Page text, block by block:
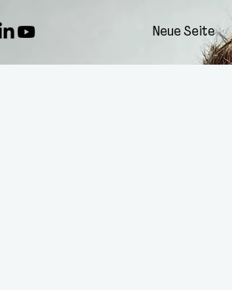
Neue Seite